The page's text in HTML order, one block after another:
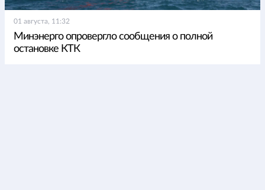
01 августа, 11:32
Минэнерго опровергло сообщения о полной
остановке КТК